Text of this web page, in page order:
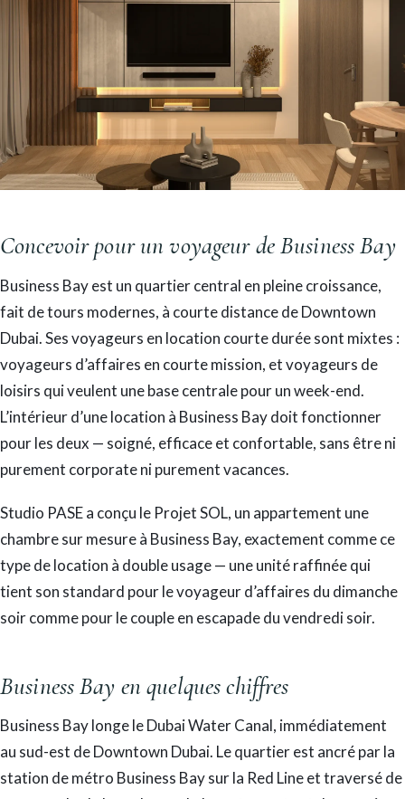
Concevoir pour un voyageur de Business Bay
Business Bay est un quartier central en pleine croissance,
fait de tours modernes, à courte distance de Downtown
Dubai. Ses voyageurs en location courte durée sont mixtes :
voyageurs d’affaires en courte mission, et voyageurs de
loisirs qui veulent une base centrale pour un week-end.
L’intérieur d’une location à Business Bay doit fonctionner
pour les deux — soigné, efficace et confortable, sans être ni
purement corporate ni purement vacances.
Studio PASE a conçu le Projet SOL, un appartement une
chambre sur mesure à Business Bay, exactement comme ce
type de location à double usage — une unité raffinée qui
tient son standard pour le voyageur d’affaires du dimanche
soir comme pour le couple en escapade du vendredi soir.
Business Bay en quelques chiffres
Business Bay longe le Dubai Water Canal, immédiatement
au sud-est de Downtown Dubai. Le quartier est ancré par la
station de métro Business Bay sur la Red Line et traversé de